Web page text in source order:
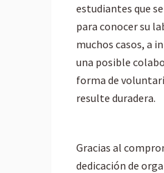
estudiantes que
para conocer su
muchos casos, a
una posible
forma de
resulte duradera.
Gracias al
dedicación de